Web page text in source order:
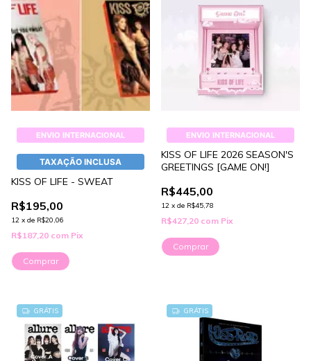
ENVIO INTERNACIONAL
TAXAÇÃO INCLUSA
KISS OF LIFE - SWEAT
R$195,00
12 x de R$20,06
R$187,20 com Pix
Comprar
ENVIO INTERNACIONAL
KISS OF LIFE 2026 SEASON'S
GREETINGS [GAME ON!]
R$445,00
12 x de R$45,78
R$427,20 com Pix
GRÁTIS GRÁTIS